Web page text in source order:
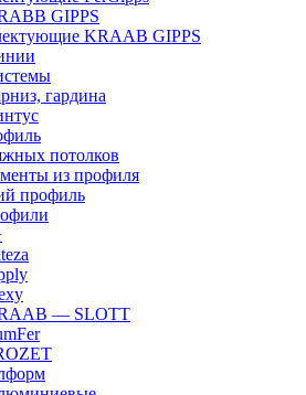
GIPPS
KRAAB GIPPS
гардина
потолков
из профиля
профиль
— SLOTT